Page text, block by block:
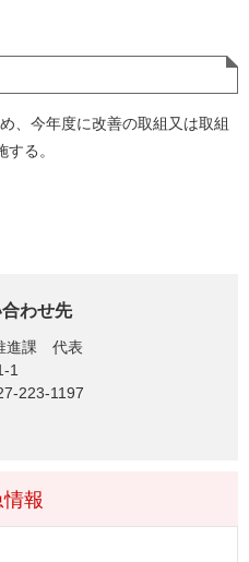
、今年度に改善の取組又は取組
る。
わせ先
進課
代表
1
223-1197
報